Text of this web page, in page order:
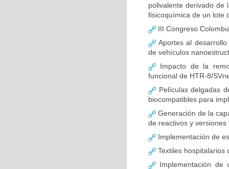
polivalente derivado de
fisicoquímica de un lote
III Congreso
Aportes al
de vehículos
Impacto de la
funcional de HTR-8/
Películas delgadas
biocompatibles para
Generación de la
de reactivos y versiones
Implementación de
Textiles hospitalarios
Implementación de